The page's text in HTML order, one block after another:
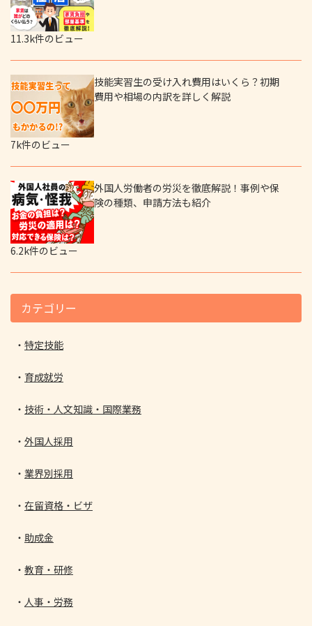
11.3k件のビュー
技能実習生の受け入れ費用はいくら？初期
費用や相場の内訳を詳しく解説
7k件のビュー
外国人労働者の労災を徹底解説！事例や保
険の種類、申請方法も紹介
6.2k件のビュー
カテゴリー
特定技能
育成就労
技術・人文知識・国際業務
外国人採用
業界別採用
在留資格・ビザ
助成金
教育・研修
人事・労務